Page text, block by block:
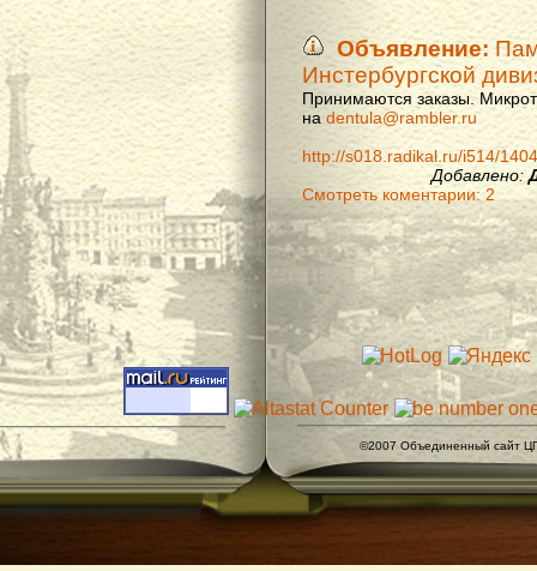
Объявление:
Инстербургской
Принимаются заказы.
на dentula@rambler.ru
http://s018.radikal.ru/i514/
Добавлено:
Смотреть коментарии: 2
©2007 Объединенный сайт